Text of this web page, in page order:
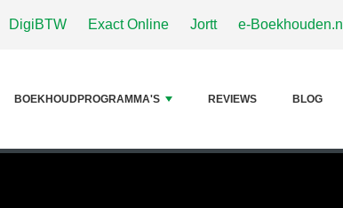
DigiBTW Exact Online Jortt e-Boekhouden.nl
BOEKHOUDPROGRAMMA'S REVIEWS BLOG